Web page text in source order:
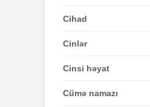
Cihad
Cinlər
Cinsi həyat
Cümə namazı